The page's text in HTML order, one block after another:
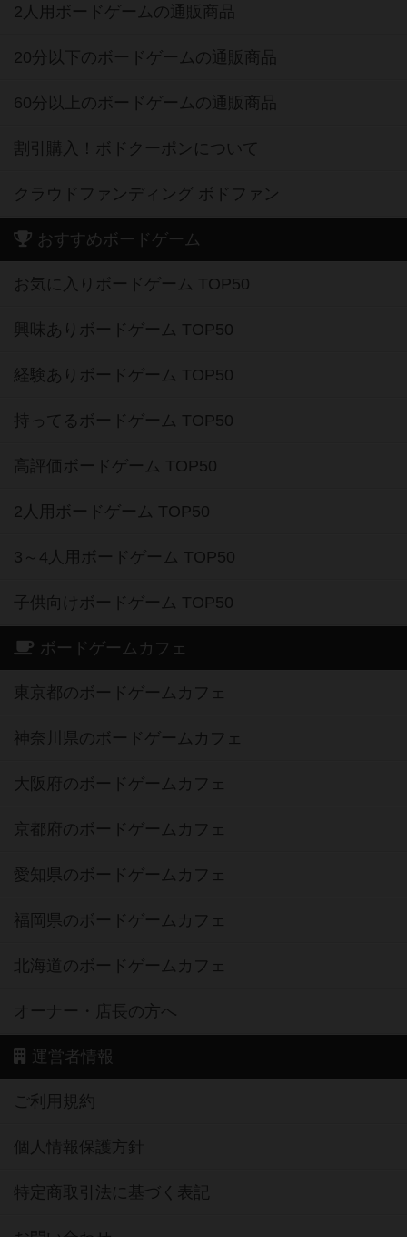
2人用ボードゲームの通販商品
20分以下のボードゲームの通販商品
60分以上のボードゲームの通販商品
割引購入！ボドクーポンについて
クラウドファンディング ボドファン
おすすめボードゲーム
お気に入りボードゲーム TOP50
興味ありボードゲーム TOP50
経験ありボードゲーム TOP50
持ってるボードゲーム TOP50
高評価ボードゲーム TOP50
2人用ボードゲーム TOP50
3～4人用ボードゲーム TOP50
子供向けボードゲーム TOP50
ボードゲームカフェ
東京都のボードゲームカフェ
神奈川県のボードゲームカフェ
大阪府のボードゲームカフェ
京都府のボードゲームカフェ
愛知県のボードゲームカフェ
福岡県のボードゲームカフェ
北海道のボードゲームカフェ
オーナー・店長の方へ
運営者情報
ご利用規約
個人情報保護方針
特定商取引法に基づく表記